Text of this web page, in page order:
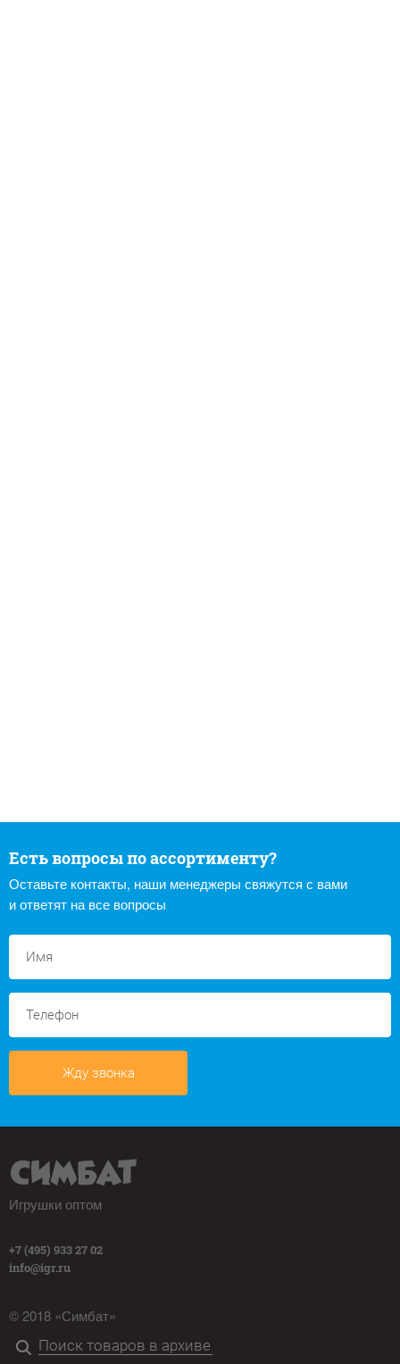
Есть вопросы по ассортименту?
Оставьте контакты, наши менеджеры свяжутся с вами
и ответят на все вопросы
Жду звонка
Игрушки оптом
+7 (495) 933 27 02
info@igr.ru
© 2018 «Симбат»